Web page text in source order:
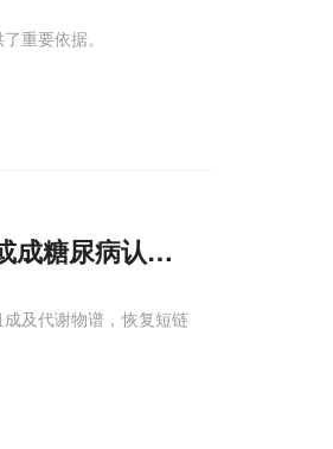
重要依据。
成糖尿病认知障碍治疗新
及代谢物谱，恢复短链